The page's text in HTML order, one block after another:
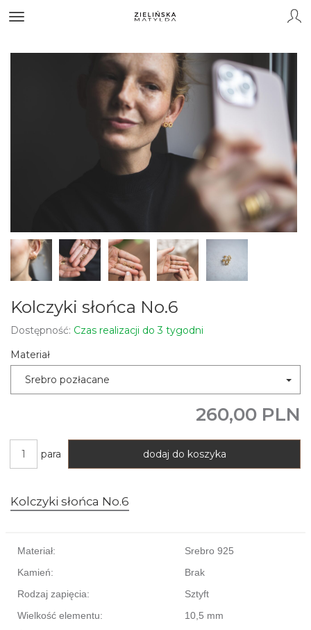
Kolczyki słońca No.6
Dostępność: Czas realizacji do 3 tygodni
Materiał
Srebro pozłacane
260,00 PLN
para dodaj do koszyka
Kolczyki słońca No.6
Materiał:
Srebro 925
Kamień:
Brak
Rodzaj zapięcia:
Sztyft
Wielkość elementu:
10,5 mm